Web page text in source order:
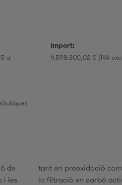
e
a
a
Import:
4.598.300,02 € (IVA
de
i les
tant en preoxidació
la filtració en carbó